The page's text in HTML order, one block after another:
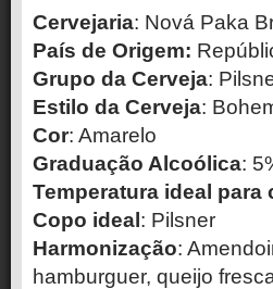
Cervejaria: Nová Paka
País de Origem:
Grupo da Cerveja:
Estilo da Cerveja:
Cor: Amarelo
Graduação Alcoólica:
Temperatura ideal para
Copo ideal : Pilsner
Harmonização:
hamburguer, queijo